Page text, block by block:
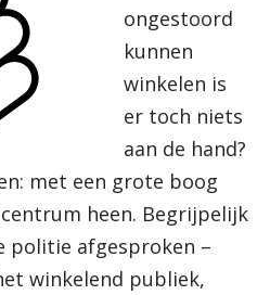
ongestoord
kunnen
winkelen is
er toch niets
aan de hand?
met een grote boog
heen. Begrijpelijk
politie afgesproken –
winkelend publiek,